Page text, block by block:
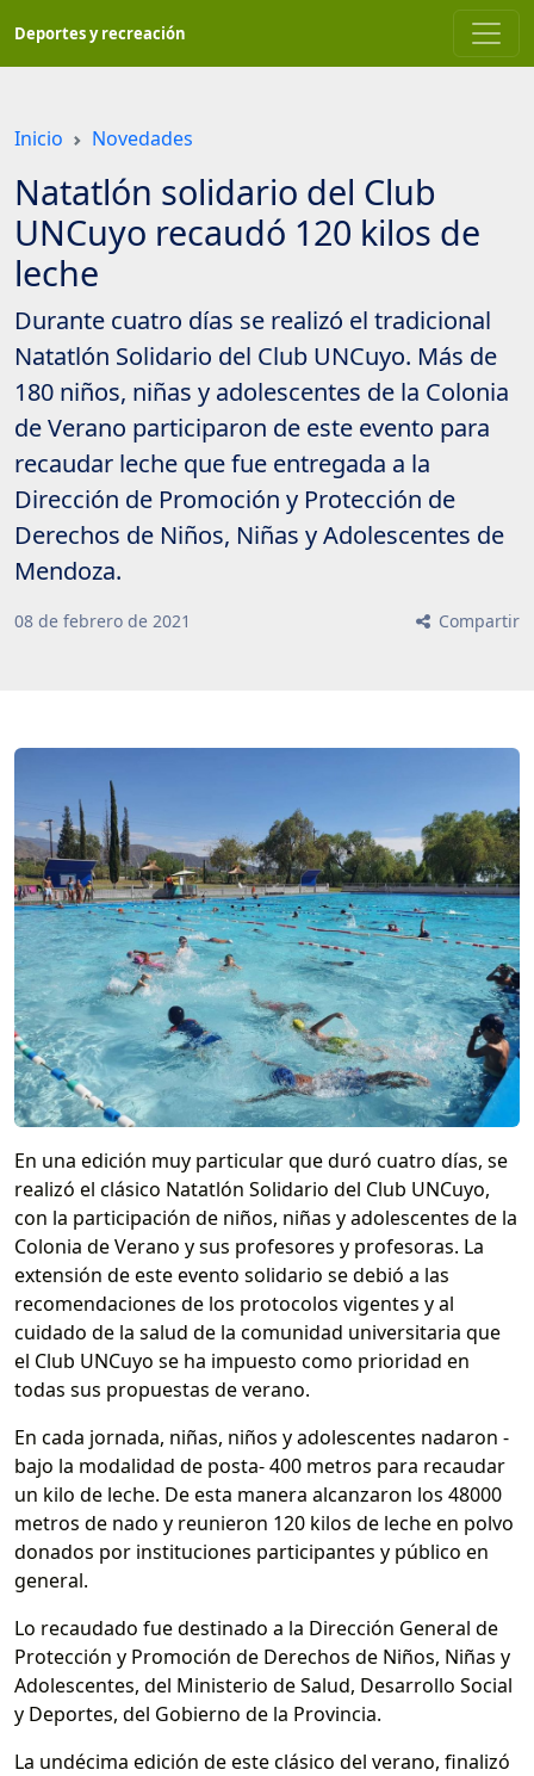
contenido
Deportes y recreación
Inicio Novedades
Natatlón solidario del Club
UNCuyo recaudó 120 kilos de
leche
Durante cuatro días se realizó el tradicional
Natatlón Solidario del Club UNCuyo. Más de
180 niños, niñas y adolescentes de la Colonia
de Verano participaron de este evento para
recaudar leche que fue entregada a la
Dirección de Promoción y Protección de
Derechos de Niños, Niñas y Adolescentes de
Mendoza.
08 de febrero de 2021 Compartir
En una edición muy particular que duró cuatro días, se
realizó el clásico Natatlón Solidario del Club UNCuyo,
con la participación de niños, niñas y adolescentes de la
Colonia de Verano y sus profesores y profesoras. La
extensión de este evento solidario se debió a las
recomendaciones de los protocolos vigentes y al
cuidado de la salud de la comunidad universitaria que
el Club UNCuyo se ha impuesto como prioridad en
todas sus propuestas de verano.
En cada jornada, niñas, niños y adolescentes nadaron -
bajo la modalidad de posta- 400 metros para recaudar
un kilo de leche. De esta manera alcanzaron los 48000
metros de nado y reunieron 120 kilos de leche en polvo
donados por instituciones participantes y público en
general.
Lo recaudado fue destinado a la Dirección General de
Protección y Promoción de Derechos de Niños, Niñas y
Adolescentes, del Ministerio de Salud, Desarrollo Social
y Deportes, del Gobierno de la Provincia.
La undécima edición de este clásico del verano, finalizó